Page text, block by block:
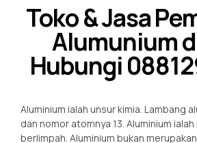
Toko & Jasa
Alumunium
Hubungi
Aluminium ialah unsur kimia. Lambang
dan nomor atomnya 13. Aluminium
berlimpah. Aluminium bukan